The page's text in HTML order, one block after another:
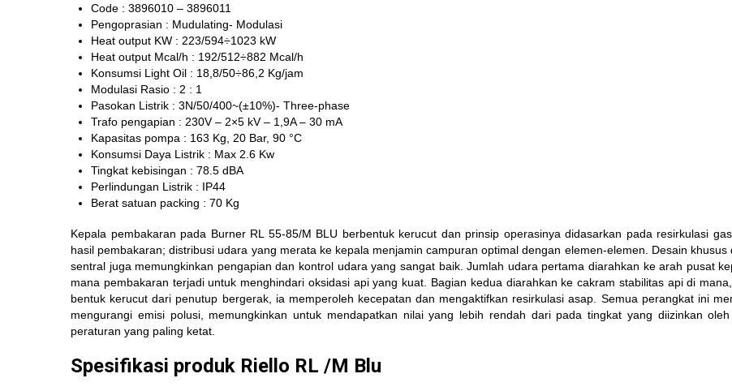
Code : 3896010 – 3896011
Pengoprasian : Mudulating- Modulasi
Heat output KW : 223/594÷1023 kW
Heat output Mcal/h : 192/512÷882 Mcal/h
Konsumsi Light Oil : 18,8/50÷86,2 Kg/jam
Modulasi Rasio : 2 : 1
Pasokan Listrik : 3N/50/400~(±10%)- Three-phase
Trafo pengapian : 230V – 2×5 kV – 1,9A – 30 mA
Kapasitas pompa : 163 Kg, 20 Bar, 90 °C
Konsumsi Daya Listrik : Max 2.6 Kw
Tingkat kebisingan : 78.5 dBA
Perlindungan Listrik : IP44
Berat satuan packing : 70 Kg
Kepala pembakaran pada Burner RL 55-85/M BLU berbentuk kerucut dan prinsip operasinya didasarkan pada resirkulasi
hasil pembakaran; distribusi udara yang merata ke kepala menjamin campuran optimal dengan elemen-elemen. Desain khusus
sentral juga memungkinkan pengapian dan kontrol udara yang sangat baik. Jumlah udara pertama diarahkan ke arah pusat
mana pembakaran terjadi untuk menghindari oksidasi api yang kuat. Bagian kedua diarahkan ke cakram stabilitas api di
bentuk kerucut dari penutup bergerak, ia memperoleh kecepatan dan mengaktifkan resirkulasi asap. Semua perangkat ini
mengurangi emisi polusi, memungkinkan untuk mendapatkan nilai yang lebih rendah dari pada tingkat yang diizinkan
peraturan yang paling ketat.
Spesifikasi produk Riello RL /M Blu